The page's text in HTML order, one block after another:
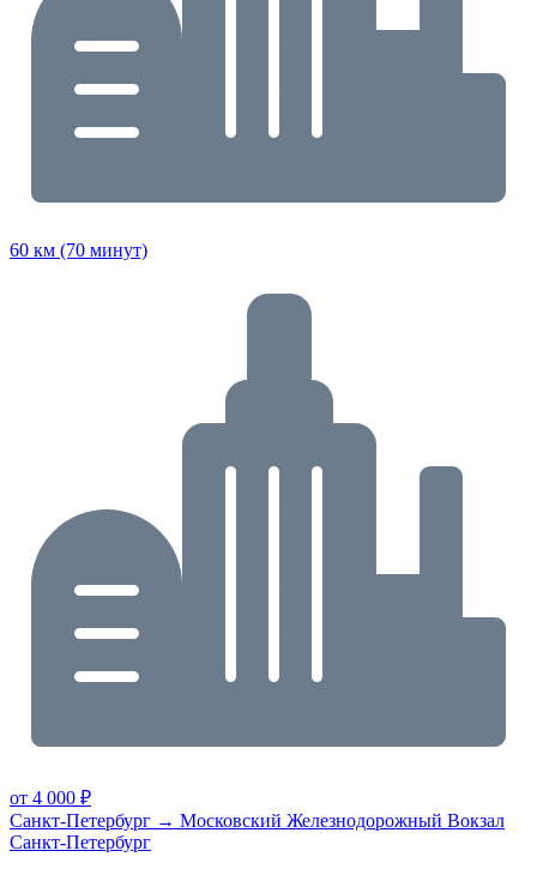
60 км (70 минут)
от 4 000 ₽
Санкт-Петербург → Московский Железнодорожный Вокзал
Санкт-Петербург